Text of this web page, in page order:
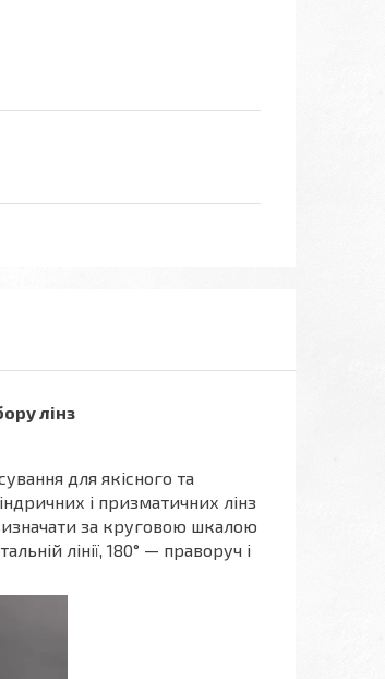
лінз
для якісного та
і призматичних лінз
за круговою шкалою
лінії, 180° — праворуч і